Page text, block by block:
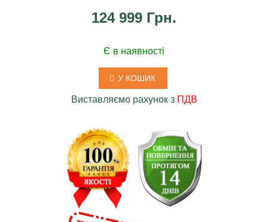
124 999 Грн.
Є в наявності
У КОШИК
Виставляємо рахунок з ПДВ